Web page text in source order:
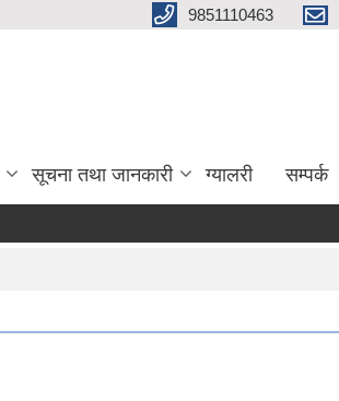
9851110463
सूचना तथा जानकारी ग्यालरी सम्पर्क